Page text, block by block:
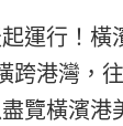
起運行！橫
跨港灣，
覽橫濱港